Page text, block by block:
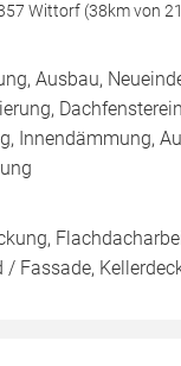
Wittorf (38km von
Ausbau,
Innendämmung,
/ Fassade,